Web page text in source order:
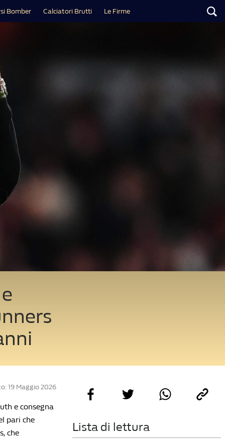
Bomber Calciatori Brutti Le Firme
19 Maggio 2026
e consegna
pari che
che
Lista di lettura